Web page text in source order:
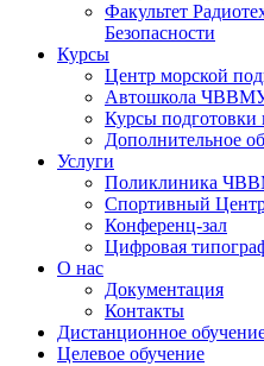
Факультет
Безопасности
Курсы
Центр морской
Автошкола
Курсы
Дополнительное
Услуги
Поликлиника
Спортивный
Конференц-зал
Цифровая
О нас
Документация
Контакты
Дистанционное
Целевое обучение